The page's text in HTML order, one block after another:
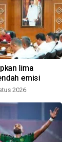
lima
emisi
2026